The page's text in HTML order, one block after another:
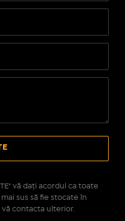
vă daţi acordul ca toate
sus să fie stocate în
contacta ulterior.